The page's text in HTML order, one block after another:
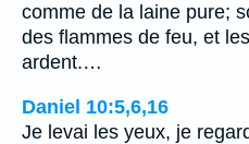
comme de la laine pure;
des flammes de feu, et
ardent.…
Daniel 10:5,6,16
Je levai les yeux, je